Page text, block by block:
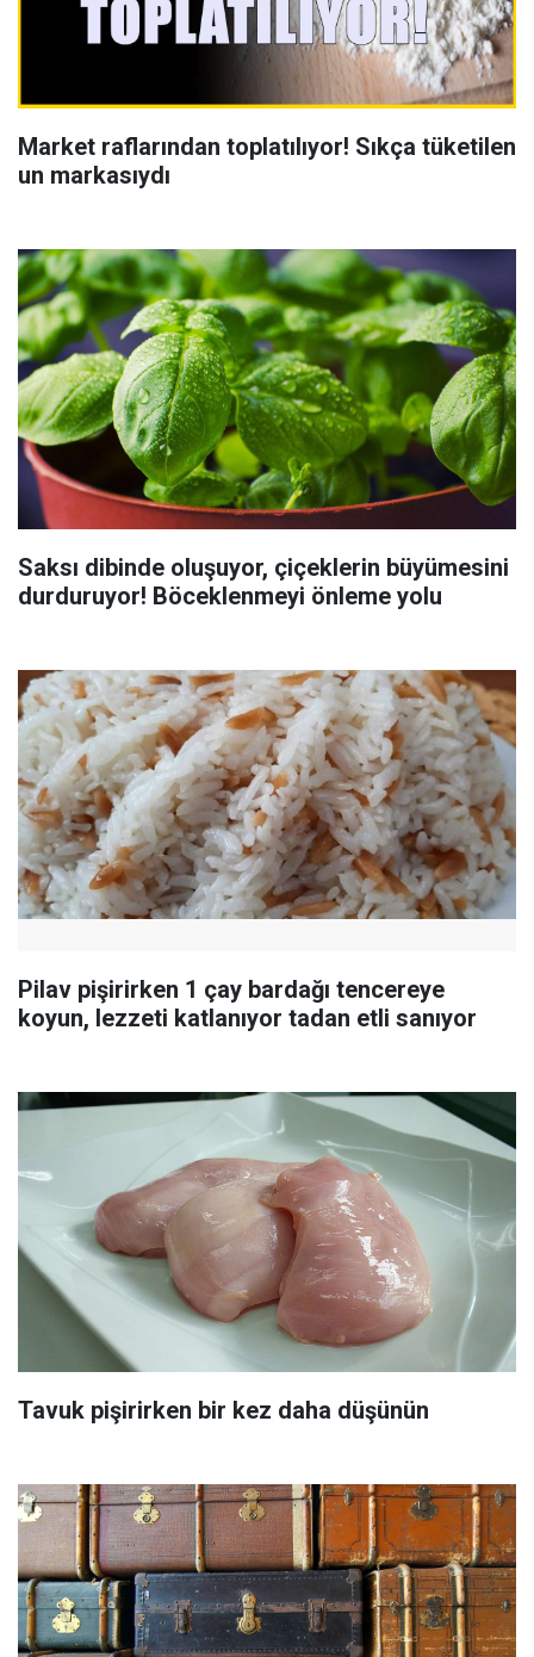
Market raflarından toplatılıyor! Sıkça tüketilen
un markasıydı
Saksı dibinde oluşuyor, çiçeklerin büyümesini
durduruyor! Böceklenmeyi önleme yolu
Pilav pişirirken 1 çay bardağı tencereye
koyun, lezzeti katlanıyor tadan etli sanıyor
Tavuk pişirirken bir kez daha düşünün